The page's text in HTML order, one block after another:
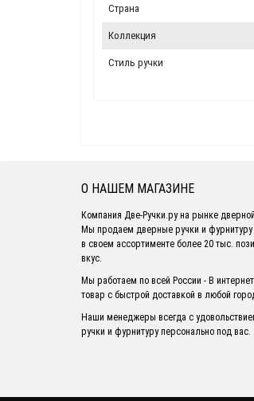
Страна
Коллекция
Стиль ручки
О НАШЕМ МАГАЗИНЕ
Компания Две-Ручки.ру на рынке
Мы продаем дверные ручки и
в своем ассортименте более 20 тыс.
вкус.
Мы работаем по всей России - В
товар с быстрой доставкой в любой
Наши менеджеры всегда с
ручки и фурнитуру персонально под вас.